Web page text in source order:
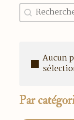
Recherche
Rechercher
Aucun
Par